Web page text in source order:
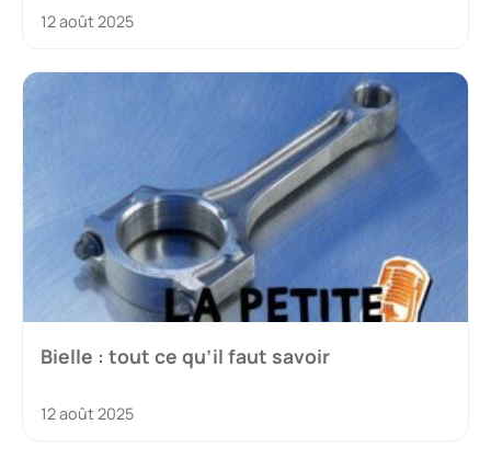
12 août 2025
Bielle : tout ce qu’il faut savoir
12 août 2025